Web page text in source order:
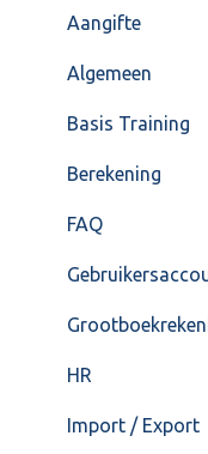
Overig
Inrichting
Jaarafsluiting
Salarisberekening
Overig
FAQ –
Aangifte
Algemeen
Basis Training
Berekening
FAQ
HR
Import / Export